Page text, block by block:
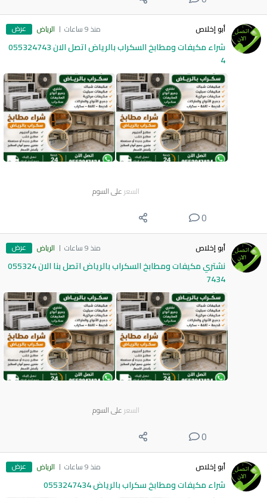
أبو إخلاص منذ 9 ساعات الرياض عرض
شراء مكيفات ومطابخ السكراب بالرياض اتصل الان 055324743
4
السعر على السوم
0
أبو إخلاص منذ 9 ساعات الرياض عرض
نشتري مكيفات ومطابخ السكراب بالرياض اتصل بنا الان 055324
7434
السعر على السوم
0
أبو إخلاص منذ 9 ساعات الرياض عرض
شراء مكيفات ومطابخ سكراب بالرياض 0553247434